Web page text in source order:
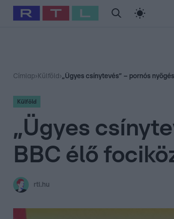
Babits Marcella Szellő István Most Wanted
Címlap› Külföld ›„Ügyes csínytevés” – pornós
Külföld
„Ügyes
BBC élő
rtl.hu